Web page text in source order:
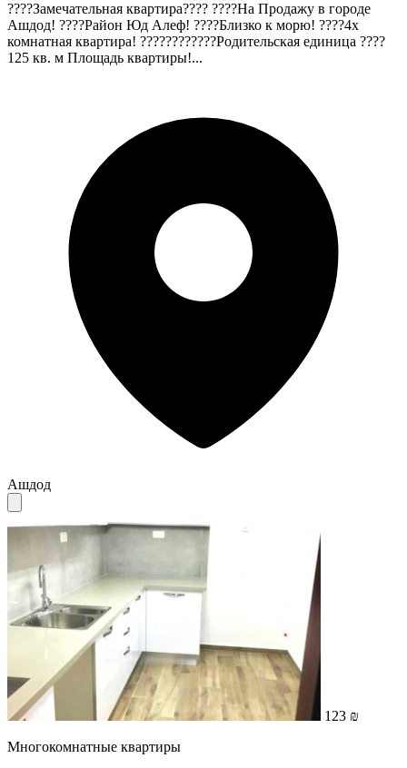
????Замечательная квартира???? ????На Продажу в городе
Ашдод! ????Район Юд Алеф! ????Близко к морю! ????4х
комнатная квартира! ????‍????‍????Родительская единица ????
125 кв. м Площадь квартиры!...
Ашдод
123 ₪
Многокомнатные квартиры